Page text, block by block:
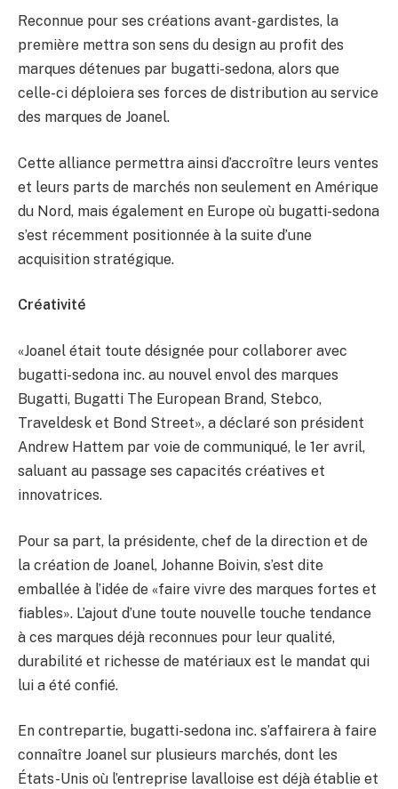
Reconnue pour ses créations avant-gardistes, la
première mettra son sens du design au profit des
marques détenues par bugatti-sedona, alors que
celle-ci déploiera ses forces de distribution au service
des marques de Joanel.
Cette alliance permettra ainsi d’accroître leurs ventes
et leurs parts de marchés non seulement en Amérique
du Nord, mais également en Europe où bugatti-sedona
s’est récemment positionnée à la suite d’une
acquisition stratégique.
Créativité
«Joanel était toute désignée pour collaborer avec
bugatti-sedona inc. au nouvel envol des marques
Bugatti, Bugatti The European Brand, Stebco,
Traveldesk et Bond Street», a déclaré son président
Andrew Hattem par voie de communiqué, le 1er avril,
saluant au passage ses capacités créatives et
innovatrices.
Pour sa part, la présidente, chef de la direction et de
la création de Joanel, Johanne Boivin, s’est dite
emballée à l’idée de «faire vivre des marques fortes et
fiables». L’ajout d’une toute nouvelle touche tendance
à ces marques déjà reconnues pour leur qualité,
durabilité et richesse de matériaux est le mandat qui
lui a été confié.
En contrepartie, bugatti-sedona inc. s’affairera à faire
connaître Joanel sur plusieurs marchés, dont les
États-Unis où l’entreprise lavalloise est déjà établie et